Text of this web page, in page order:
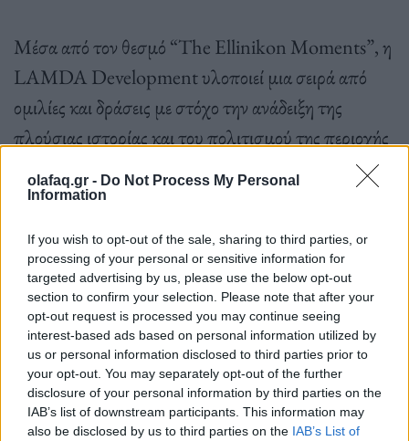
olafaq.gr - Do Not Process My Personal
Information
If you wish to opt-out of the sale, sharing to third parties, or
processing of your personal or sensitive information for
targeted advertising by us, please use the below opt-out
section to confirm your selection. Please note that after your
opt-out request is processed you may continue seeing
interest-based ads based on personal information utilized by
us or personal information disclosed to third parties prior to
your opt-out. You may separately opt-out of the further
disclosure of your personal information by third parties on the
IAB’s list of downstream participants. This information may
also be disclosed by us to third parties on the IAB’s List of
Μέσα από τον θεσμό “The Ellinikon Moments”, η
LAMDA Development υλοποιεί μια σειρά από
ομιλίες και δράσεις με στόχο την ανάδειξη της
πλούσιας ιστορίας και του πολιτισμού της περιοχής
του Ελληνικού. Παράλληλα, προμηνύει το μέλλον
του The Ellinikon, φέρνοντας στο προσκήνιο το
όραμα για την ανάπτυξή του σε ένα σύγχρονο και
βιώσιμο αστικό κέντρο.
Ημερομηνία: Δευτέρα, 16 Σεπτεμβρίου και ώρα
19:30